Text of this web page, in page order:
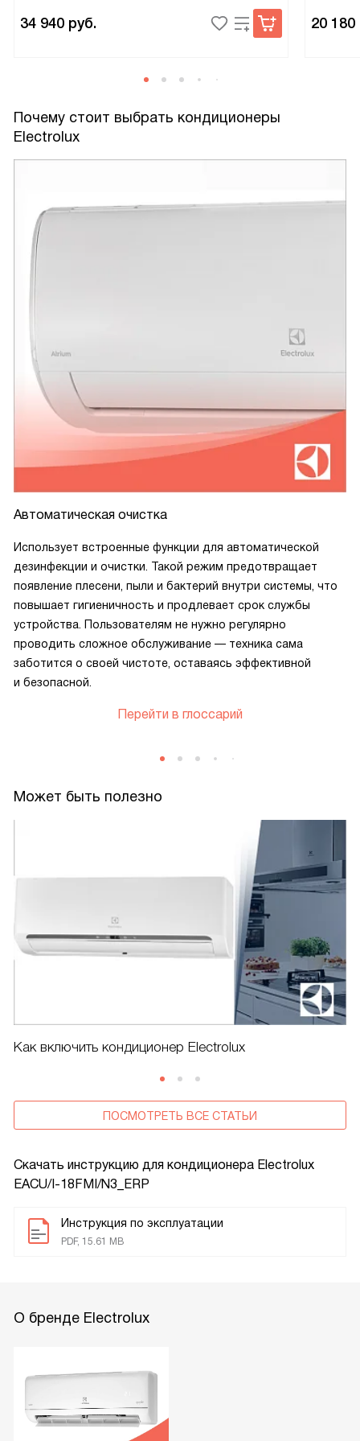
Скачать инструкцию для кондиционера Electrolux
EACU/I-18FMI/N3_ERP
Инструкция по эксплуатации
PDF, 15.61 MB
34 940 руб. 20 180
Почему стоит выбрать кондиционеры
Electrolux
Автоматическая очистка
Использует встроенные функции для автоматической
дезинфекции и очистки. Такой режим предотвращает
появление плесени, пыли и бактерий внутри системы, что
повышает гигиеничность и продлевает срок службы
устройства. Пользователям не нужно регулярно
проводить сложное обслуживание — техника сама
заботится о своей чистоте, оставаясь эффективной
и безопасной.
Перейти в глоссарий
Может быть полезно
Как включить кондиционер Electrolux
ПОСМОТРЕТЬ ВСЕ СТАТЬИ
О бренде Electrolux